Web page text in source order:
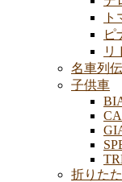
ピ
リ
名車列伝
子供車
折りた